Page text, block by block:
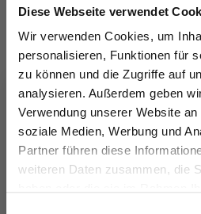
Diese Webseite verwendet
Wir verwenden Cookies, um
personalisieren, Funktionen für
zu können und die Zugriffe auf
analysieren. Außerdem geben
Verwendung unserer Website
soziale Medien, Werbung und
Partner führen diese
weiteren Daten zusammen, die
ERHALTE 5%
DEINE